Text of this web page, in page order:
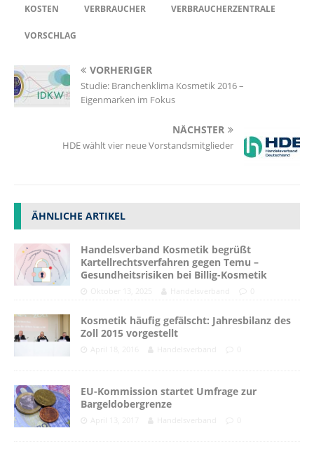
KOSTEN VERBRAUCHER VERBRAUCHERZENTRALE
VORSCHLAG
VORHERIGER
Studie: Branchenklima Kosmetik 2016 –
Eigenmarken im Fokus
NÄCHSTER
HDE wählt vier neue Vorstandsmitglieder
ÄHNLICHE ARTIKEL
Handelsverband Kosmetik begrüßt
Kartellrechtsverfahren gegen Temu –
Gesundheitsrisiken bei Billig-Kosmetik
Kosmetik häufig gefälscht: Jah­res­bi­lanz des
Zoll 2015 vorgestellt
EU-Kommission startet Umfrage zur
Bargeldobergrenze